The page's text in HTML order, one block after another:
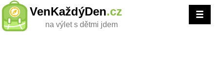
VenKaždýDen.cz
na výlet s dětmi jdem